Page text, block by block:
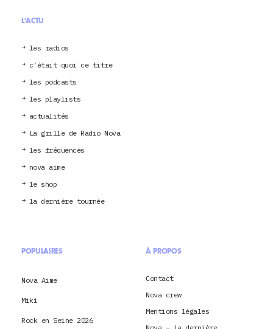
L'ACTU
les radios
c’était quoi ce titre
les podcasts
les playlists
actualités
La grille de Radio Nova
les fréquences
nova aime
le shop
la dernière tournée
POPULAIRES
Nova Aime
Miki
Rock en Seine 2026
À PROPOS
Contact
Nova crew
Mentions légales